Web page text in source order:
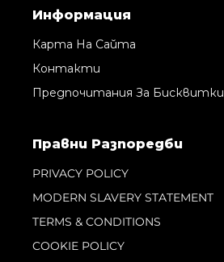
Информация
Карта На Сайта
Контакти
Предпочитания За Бисквитки
Правни Pазпоредби
PRIVACY POLICY
MODERN SLAVERY STATEMENT
TERMS & CONDITIONS
COOKIE POLICY